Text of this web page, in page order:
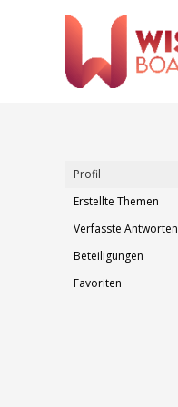
Profil
Erstellte Themen
Verfasste Antworten
Beteiligungen
Favoriten